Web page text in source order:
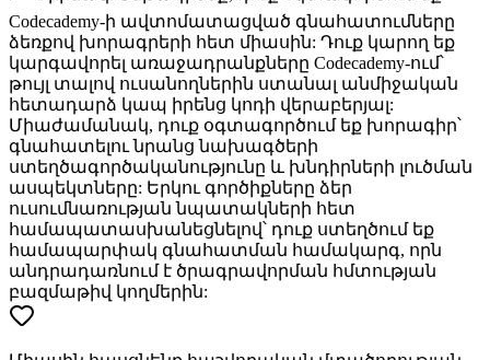
Codecademy-ի ավտոմատացված գնահատումները
ձեռքով խորագրերի հետ միասին: Դուք կարող եք
կարգավորել առաջադրանքները Codecademy-ում՝
թույլ տալով ուսանողներին ստանալ անմիջական
հետադարձ կապ իրենց կոդի վերաբերյալ:
Միաժամանակ, դուք օգտագործում եք խորագիր՝
գնահատելու նրանց նախագծերի
ստեղծագործականությունը և խնդիրների լուծման
ասպեկտները: Երկու գործիքները ձեր
ուսումնառության նպատակների հետ
համապատասխանեցնելով՝ դուք ստեղծում եք
համապարփակ գնահատման համակարգ, որն
անդրադառնում է ծրագրավորման հմտության
բազմաթիվ կողմերին: